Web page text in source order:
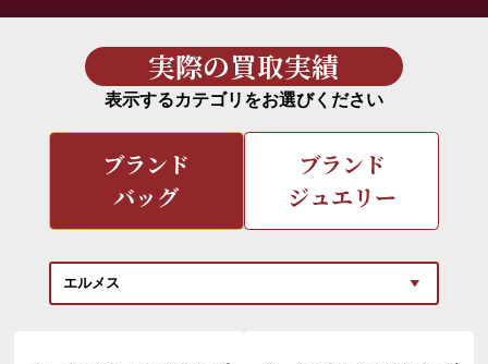
実際の買取実績
表示するカテゴリをお選びください
ブランド
バッグ
ブランド
ジュエリー